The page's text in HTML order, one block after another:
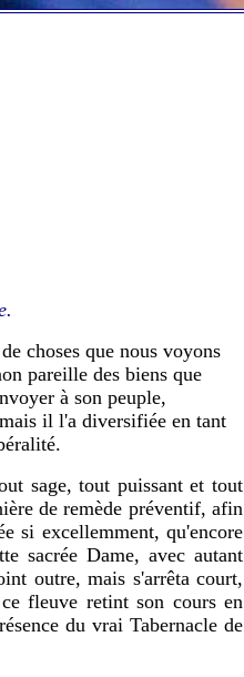
choses que nous voyons
pareille des biens que
à son peuple,
il l'a diversifiée en tant
sage, tout puissant et tout
de remède préventif, afin
si excellemment, qu'encore
sacrée Dame, avec autant
outre, mais s'arrêta court,
fleuve retint son cours en
du vrai Tabernacle de